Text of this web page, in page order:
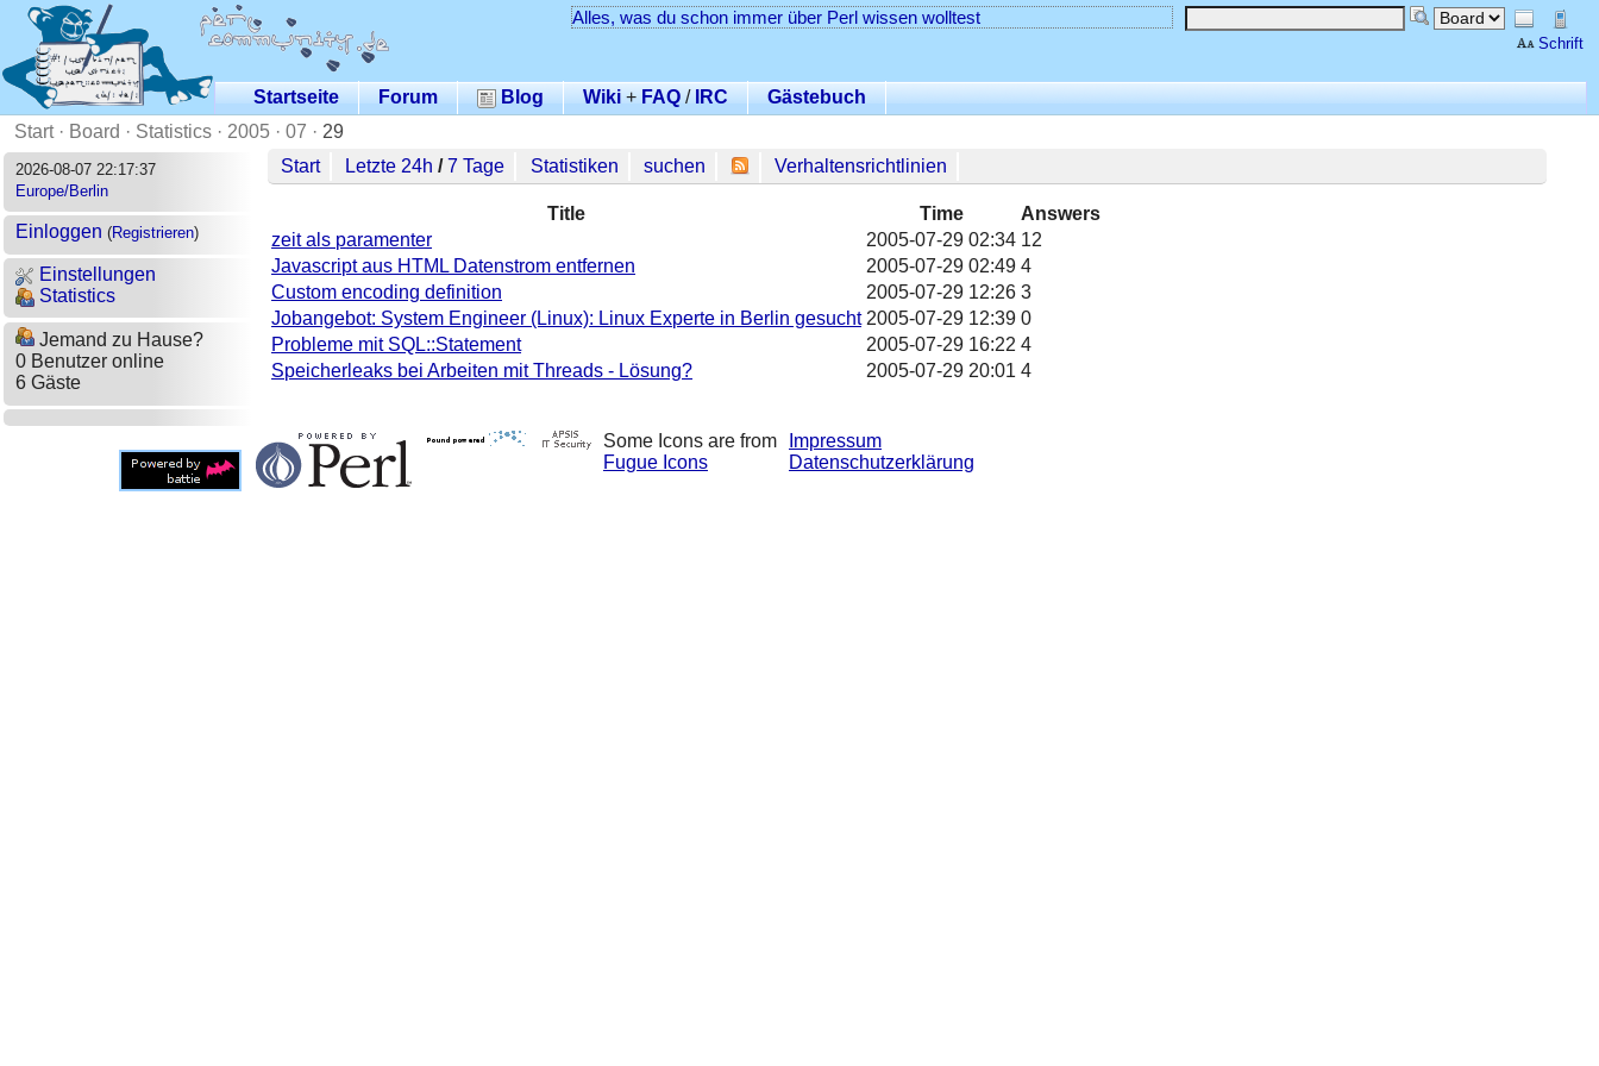
Schrift
Alles, was du schon immer über Perl wissen wolltest
Startseite Forum Blog Wiki+ FAQ /IRC
Gästebuch
Start· Board · Statistics · 2005 · 07 · 29
2026-08-07 22:17:37
Europe/Berlin
Einloggen (Registrieren)
Einstellungen
Statistics
Jemand zu Hause?
0 Benutzer online
6 Gäste
Start Letzte 24h /7 Tage Statistiken suchen Verhaltensrichtlinien
Title Time
Answers
zeit als paramenter
2005-07-29 02:34 12
Javascript aus HTML Datenstrom entfernen
2005-07-29 02:49 4
Custom encoding definition
2005-07-29 12:26 3
Jobangebot: System Engineer (Linux): Linux Experte in Berlin gesucht 2005-07-29 12:39 0
Probleme mit SQL::Statement
2005-07-29 16:22 4
Speicherleaks bei Arbeiten mit Threads - Lösung?
2005-07-29 20:01 4
Some Icons are from
Fugue Icons
Impressum
Datenschutzerklärung